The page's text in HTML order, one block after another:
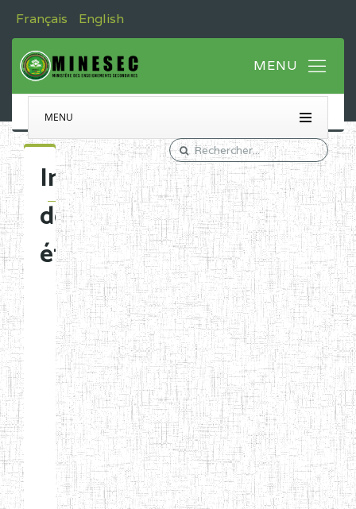
Français English
MENU
Immatriculation
des
établissements
Etablissements
d'enseignement
normal
ENI